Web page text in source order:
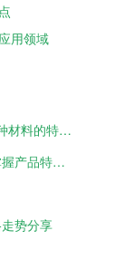
用领域
了解Q235和HPB300的差异，深入了解这两种材料的特性和 ...
了解U型槽钢的尺寸型号及应用领域，快速掌握产品特点与优势
势分享